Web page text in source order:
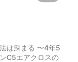
は深まる 〜4年5
C5エアクロスの